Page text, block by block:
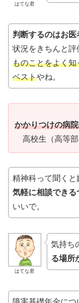
はてな君
判断するのはお
状況をきちんと評
ものことをよく
ベストやね。
かかりつけの病
高校生（高等部
精神科って聞くと
気軽に相談できる
いいで。
はてな君
気持ち
る場所